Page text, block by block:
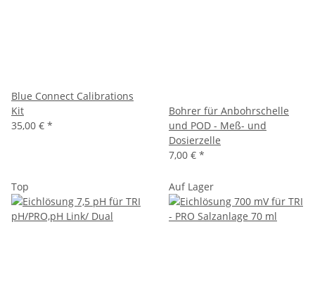
Blue Connect Calibrations
Kit
35,00 € *
Bohrer für Anbohrschelle
und POD - Meß- und
Dosierzelle
7,00 € *
Top Auf Lager